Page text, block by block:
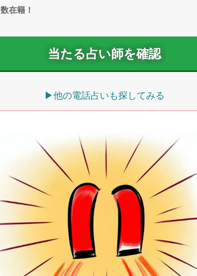
数在籍！
当たる占い師を確認
▶他の電話占いも探してみる